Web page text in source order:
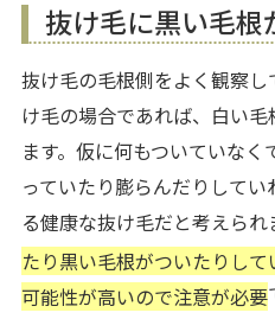
抜け毛に黒い毛根
抜け毛の毛根側をよく観察
け毛の場合であれば、白い
ます。仮に何もついていな
っていたり膨らんだりして
る健康な抜け毛だと考えられ
たり黒い毛根がついたりし
可能性が高いので注意が必要